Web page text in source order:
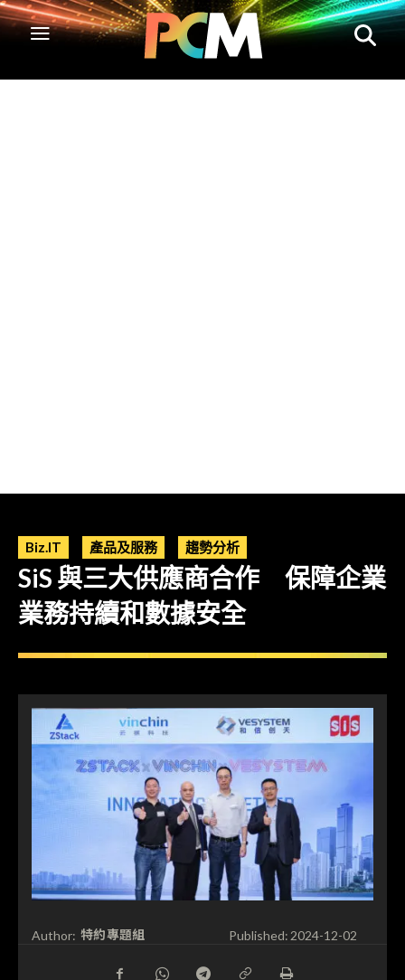
Biz.IT 產品及服務 趨勢分析
SiS 與三大供應商合作 保障企業
業務持續和數據安全
Author: 特約專題組 Published: 2024-12-02